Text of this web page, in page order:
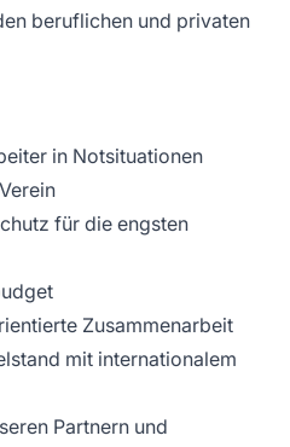
beruflichen und privaten
in Notsituationen
für die engsten
Zusammenarbeit
mit internationalem
Partnern und